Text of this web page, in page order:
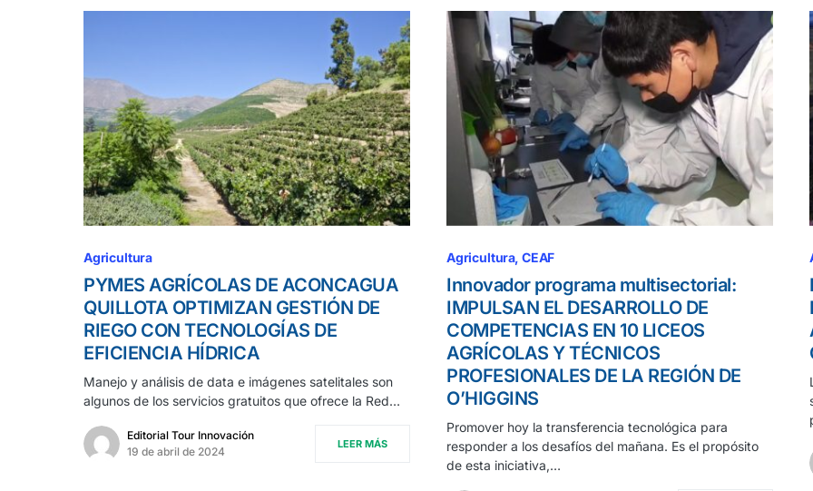
Agricultura
PYMES AGRÍCOLAS DE ACONCAGUA
QUILLOTA OPTIMIZAN GESTIÓN DE
RIEGO CON TECNOLOGÍAS DE
EFICIENCIA HÍDRICA
Manejo y análisis de data e imágenes satelitales son
algunos de los servicios gratuitos que ofrece la Red…
Editorial Tour Innovación
19 de abril de 2024
LEER MÁS
Agricultura CEAF
Innovador programa multisectorial:
IMPULSAN EL DESARROLLO DE
COMPETENCIAS EN 10 LICEOS
AGRÍCOLAS Y TÉCNICOS
PROFESIONALES DE LA REGIÓN DE
O’HIGGINS
Promover hoy la transferencia tecnológica para
responder a los desafíos del mañana. Es el propósito
de esta iniciativa,…